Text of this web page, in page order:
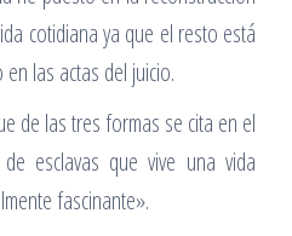
cotidiana ya que el resto está
las actas del juicio.
de las tres formas se cita en el
esclavas que vive una vida
fascinante».